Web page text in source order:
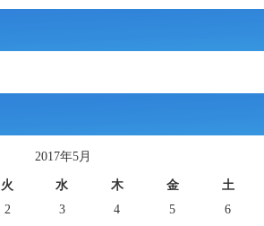
2017年5月
火 水 木 金 土
2 3 4 5
6